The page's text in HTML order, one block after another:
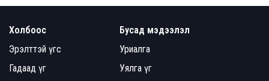
Холбоос
Эрэлттэй үгс
Гадаад үг
Бусад мэдээлэл
Уриалга
Уялга үг